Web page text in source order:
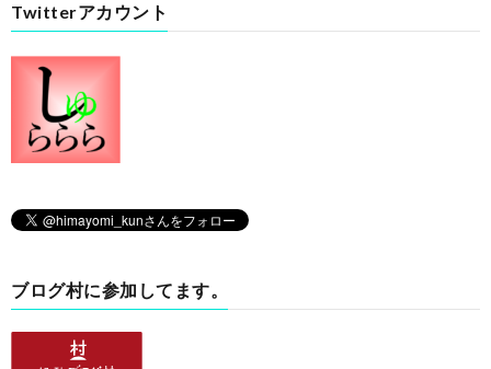
Twitterアカウント
ブログ村に参加してます。